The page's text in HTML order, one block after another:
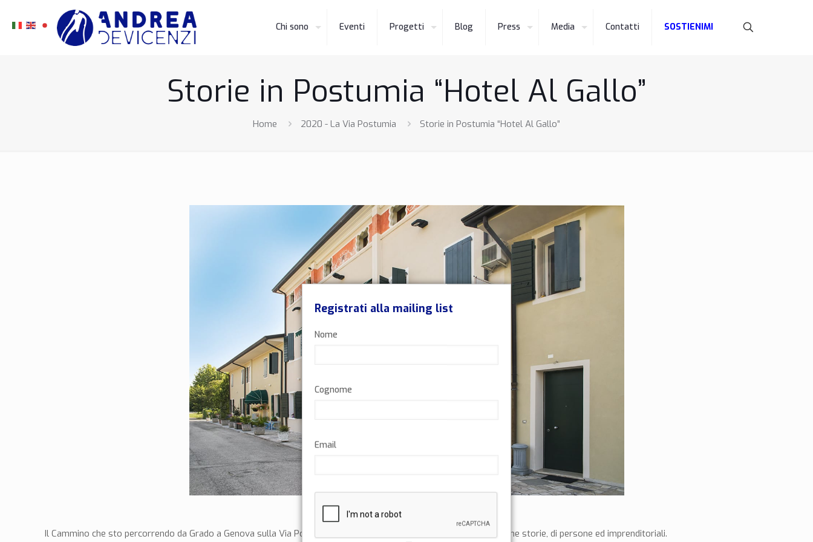
Chi sono Eventi Progetti Blog Press Media Contatti SOSTIENIMI
Storie in Postumia “Hotel Al Gallo”
Home 2020 - La Via Postumia Storie in Postumia “Hotel Al Gallo”
Il Cammino che sto percorrendo da Grado a Genova sulla Via Postumia, mi sta permettendo di conoscere moltissime storie, di persone ed imprenditoriali.
Registrati alla mailing list
Nome
Cognome
Email